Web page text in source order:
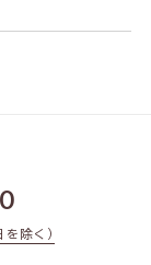
除く）